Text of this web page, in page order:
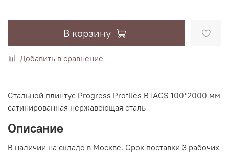
В корзину
Добавить в сравнение
Стальной плинтус Progress Profiles BTACS 100*2000 мм
сатинированная нержавеющая сталь
Описание
В наличии на складе в Москве. Срок поставки 3 рабочих